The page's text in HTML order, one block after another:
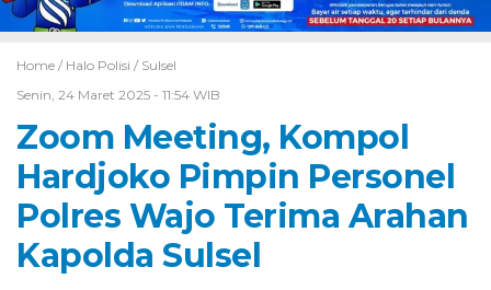
Home / Halo Polisi / Sulsel
Senin, 24 Maret 2025 - 11:54 WIB
Zoom Meeting, Kompol
Hardjoko Pimpin Personel
Polres Wajo Terima Arahan
Kapolda Sulsel